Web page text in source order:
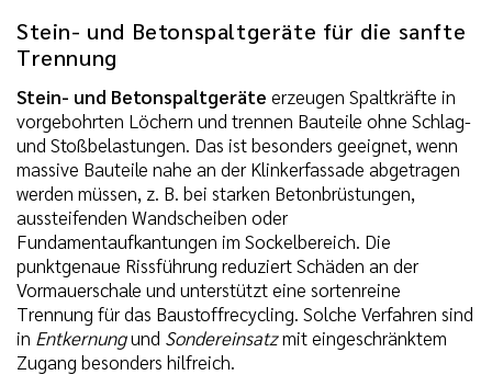
Stein- und Betonspaltgeräte für die sanfte
Trennung
Stein- und Betonspaltgeräte erzeugen Spaltkräfte in
vorgebohrten Löchern und trennen Bauteile ohne Schlag-
und Stoßbelastungen. Das ist besonders geeignet, wenn
massive Bauteile nahe an der Klinkerfassade abgetragen
werden müssen, z. B. bei starken Betonbrüstungen,
aussteifenden Wandscheiben oder
Fundamentaufkantungen im Sockelbereich. Die
punktgenaue Rissführung reduziert Schäden an der
Vormauerschale und unterstützt eine sortenreine
Trennung für das Baustoffrecycling. Solche Verfahren sind
in Entkernungund Sondereinsatzmit eingeschränktem
Zugang besonders hilfreich.